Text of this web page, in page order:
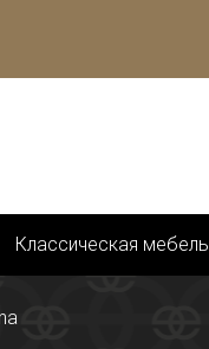
Классическая мебель